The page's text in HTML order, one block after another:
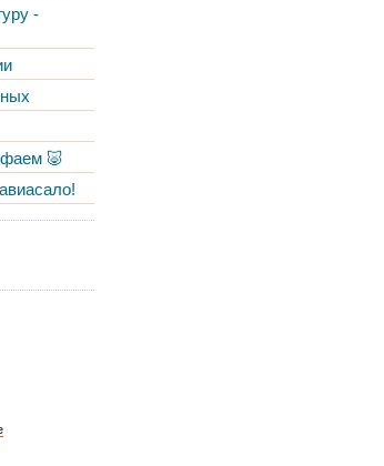
-
🐷